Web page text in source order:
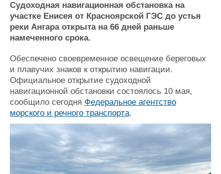
Судостроение
Пульс
Новости
Репутация
Работа
Крюинг
Журнал
Реклама
Торговая площадка
Доска объявлений
Продажа флота
Изделия
Материалы
Услуги
Конференции
Выставки и семинары
Словарь
Флот
Галерея флота
Форум
Отзывы
Судоходная навигационная обстановка на
участке Енисея от Красноярской ГЭС до устья
реки Ангара открыта на 66 дней раньше
намеченного срока.
Обеспечено своевременное освещение береговых
и плавучих знаков к открытию навигации.
Официальное открытие судоходной
навигационной обстановки состоялось 10 мая,
сообщило сегодня Федеральное агентство
морского и речного транспорта.